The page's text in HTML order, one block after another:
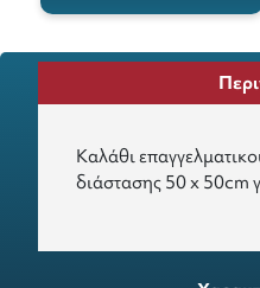
Καλάθι
διάστασης 50 x 50cm